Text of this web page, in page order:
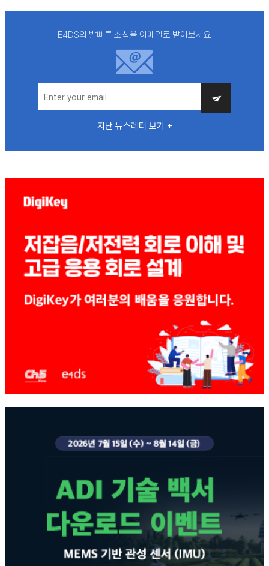
E4DS의 발빠른 소식을 이메일로 받아보세요
지난 뉴스레터 보기 +